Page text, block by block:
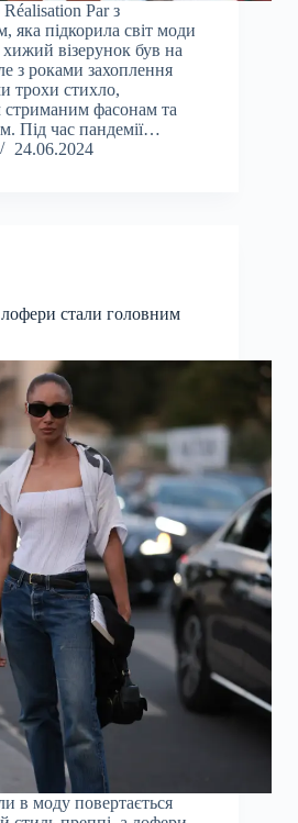
Par з
яка підкорила світ моди
візерунок був на
з роками захоплення
трохи стихло,
стриманим фасонам та
Під час пандемії…
24.06.2024
лофери стали головним
в моду повертається